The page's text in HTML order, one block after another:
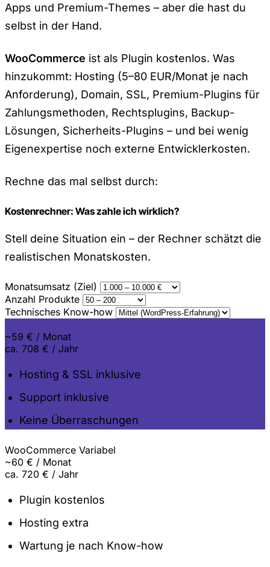
Apps und Premium-Themes – aber die hast du
selbst in der Hand.
WooCommerce ist als Plugin kostenlos. Was
hinzukommt: Hosting (5–80 EUR/Monat je nach
Anforderung), Domain, SSL, Premium-Plugins für
Zahlungsmethoden, Rechtsplugins, Backup-
Lösungen, Sicherheits-Plugins – und bei wenig
Eigenexpertise noch externe Entwicklerkosten.
Rechne das mal selbst durch:
Kostenrechner: Was zahle ich wirklich?
Stell deine Situation ein – der Rechner schätzt die
realistischen Monatskosten.
Monatsumsatz (Ziel)
Anzahl Produkte
Technisches Know-how
~59 € / Monat
ca. 708 € / Jahr
Hosting & SSL inklusive
Support inklusive
Keine Überraschungen
WooCommerce Variabel
~60 € / Monat
ca. 720 € / Jahr
Plugin kostenlos
Hosting extra
Wartung je nach Know-how